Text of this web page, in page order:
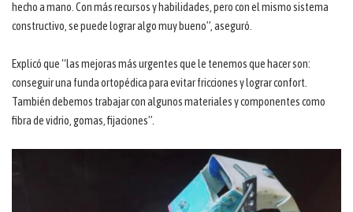
hecho a mano. Con más recursos y habilidades, pero con el mismo sistema
constructivo, se puede lograr algo muy bueno”, aseguró.
Explicó que “las mejoras más urgentes que le tenemos que hacer son:
conseguir una funda ortopédica para evitar fricciones y lograr confort.
También debemos trabajar con algunos materiales y componentes como
fibra de vidrio, gomas, fijaciones”.